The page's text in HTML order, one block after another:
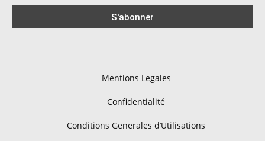
Mentions Legales
Confidentialité
Conditions Generales d’Utilisations